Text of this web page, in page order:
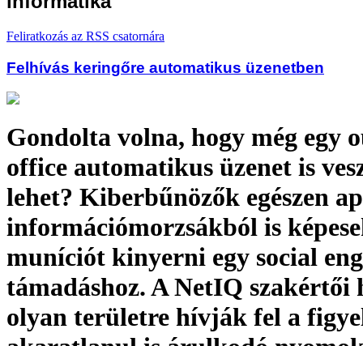
Feliratkozás az RSS csatornára
Felhívás keringőre automatikus üzenetben
Gondolta volna, hogy még egy
office automatikus üzenet is
lehet? Kiberbűnözők egészen
információmorzsákból is
muníciót kinyerni egy social
támadáshoz. A NetIQ szakértői
olyan területre hívják fel a